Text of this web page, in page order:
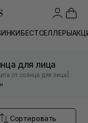
БЕСТСЕЛЛЕРЫ
для лица
от солнца для лица
Сортировать